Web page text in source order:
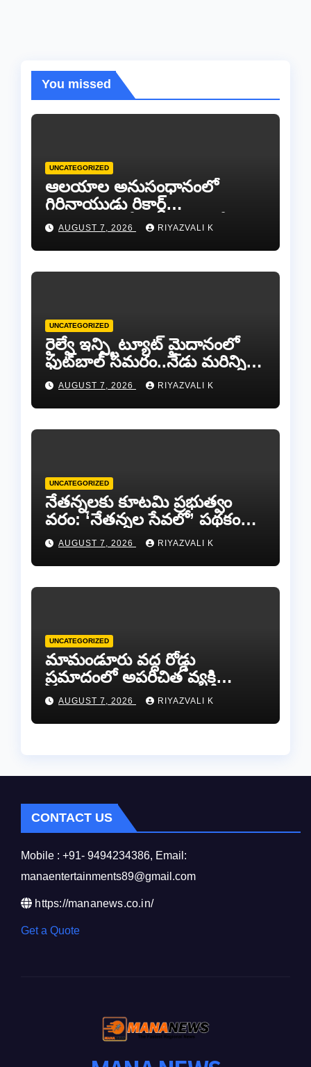
You missed
UNCATEGORIZED
ఆలయాల అనుసంధానంలో
గిరినాయుడు రికార్డ్
దారినేర్పరి..రోడ్డు నిర్మాణంతో పాటు
AUGUST 7, 2026 RIYAZVALI K
UNCATEGORIZED
రైల్వే ఇన్స్టిట్యూట్ మైదానంలో
ఫుట్‌బాల్ సమరం..నేడు మరిన్ని
జట్లు సిద్ధం!.
AUGUST 7, 2026 RIYAZVALI K
UNCATEGORIZED
​నేతన్నలకు కూటమి ప్రభుత్వం
వరం: ‘నేతన్నల సేవలో’ పథకం
ద్వారా ఏటా ₹25,000 ఆర్థిక
AUGUST 7, 2026 RIYAZVALI K
UNCATEGORIZED
​మామండూరు వద్ద రోడ్డు
ప్రమాదంలో అపరిచిత వ్యక్తి
మృతి…సమాచారం తెలిస్తే
సంప్రదించండి.
AUGUST 7, 2026 RIYAZVALI K
CONTACT US
Mobile : +91- 9494234386, Email:
manaentertainments89@gmail.com
https://mananews.co.in/
Get a Quote